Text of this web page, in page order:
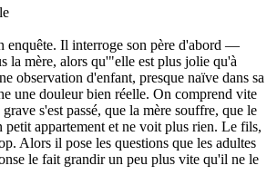
enquête. Il interroge son père d'abord —
la mère, alors qu'"elle est plus jolie qu'à
observation d'enfant, presque naïve dans sa
une douleur bien réelle. On comprend vite
s'est passé, que la mère souffre, que le
petit appartement et ne voit plus rien. Le fils,
Alors il pose les questions que les adultes
le fait grandir un peu plus vite qu'il ne le